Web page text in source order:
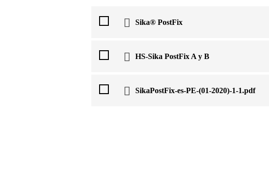
Sika® PostFix
HS-Sika PostFix A y B
SikaPostFix-es-PE-(01-2020)-1-1.pdf